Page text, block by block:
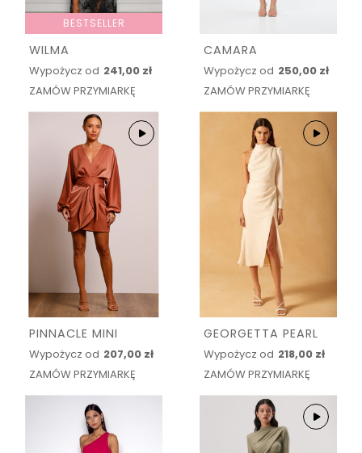
BESTSELLER
WILMA
Wypożycz od 241,00 zł
ZAMÓW PRZYMIARKĘ
CAMARA
Wypożycz od 250,00 zł
ZAMÓW PRZYMIARKĘ
PINNACLE MINI
Wypożycz od 207,00 zł
ZAMÓW PRZYMIARKĘ
GEORGETTA PEARL
Wypożycz od 218,00 zł
ZAMÓW PRZYMIARKĘ